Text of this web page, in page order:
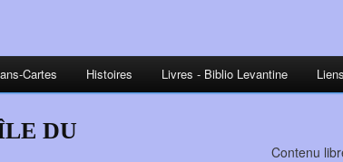
Cartes Histoires Livres - Biblio Levantine Liens
DU
Contenu